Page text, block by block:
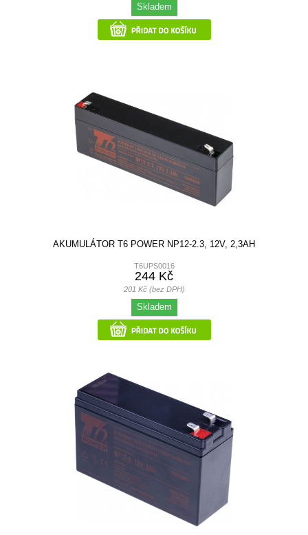
Skladem
AKUMULÁTOR T6 POWER NP12-2.3, 12V, 2,3AH
T6UPS0016
244 Kč
201 Kč (bez DPH)
Skladem